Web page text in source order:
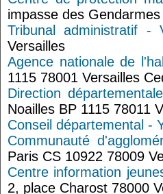
impasse des
Tribunal administratif -
Versailles
Agence nationale de
1115 78001 Versailles
Direction
Noailles BP 1115 78011
Conseil départemental -
Communauté
Paris CS 10922 78009
Centre information
2, place Charost 78000